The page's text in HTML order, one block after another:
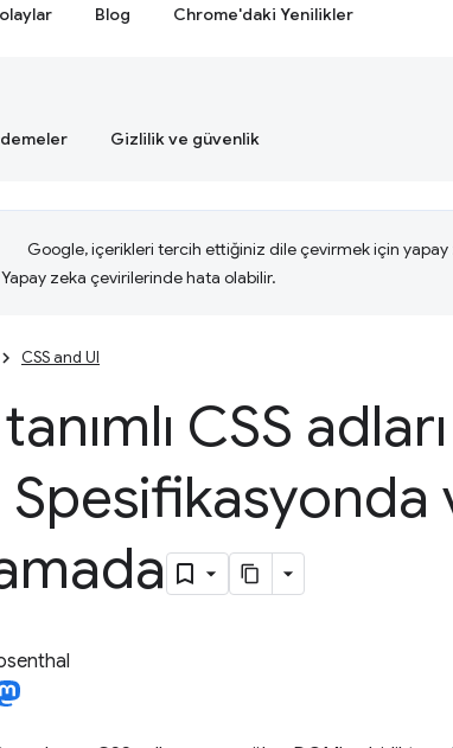
Blog Chrome'daki Yenilikler
Gizlilik ve güvenlik
Google, içerikleri tercih ettiğiniz dile çevirmek için yapay
zeka çevirilerinde hata olabilir.
CSS and UI
CSS
Spesifikasyonda